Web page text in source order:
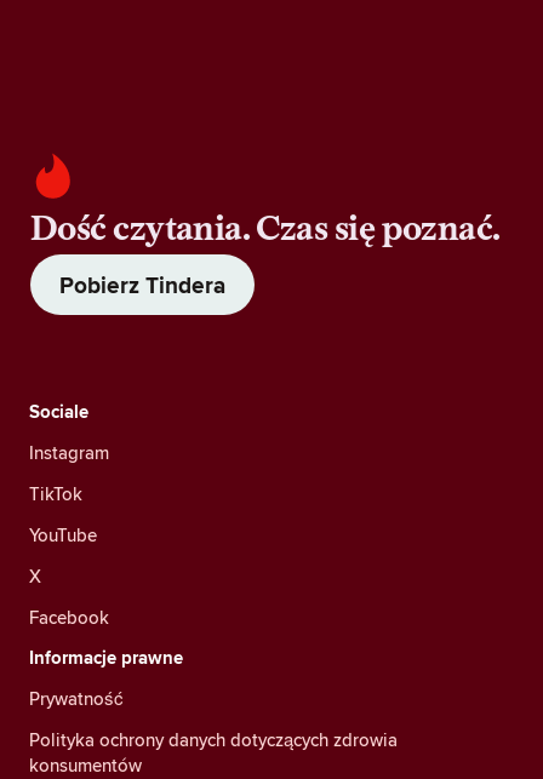
Dość czytania. Czas się poznać.
Pobierz Tindera
Sociale
Instagram
TikTok
YouTube
X
Facebook
Informacje prawne
Prywatność
Polityka ochrony danych dotyczących zdrowia
konsumentów